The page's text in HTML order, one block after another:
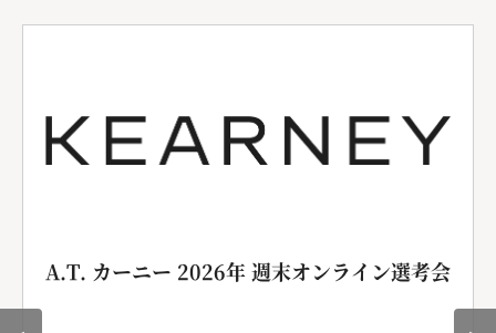
A.T. カーニー 2026年 週末オンライン選考会